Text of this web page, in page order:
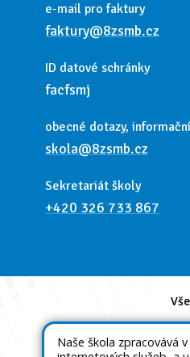
e-mail pro faktury
faktury@8zsmb.cz
ID datové schránky
facfsmj
obecné dotazy,
skola@8zsmb.cz
Sekretariát školy
+420 326 733 867
Naše škola zpracovává